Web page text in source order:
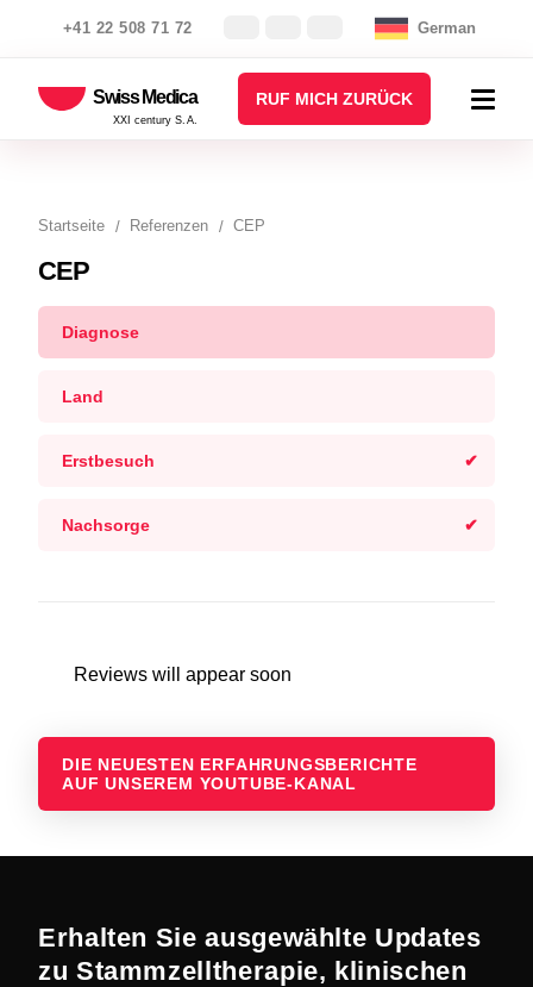
+41 22 508 71 72 German
Swiss Medica
XXI century S.A.
RUF MICH ZURÜCK
Startseite Referenzen CEP
CEP
Diagnose
Land
Erstbesuch
Nachsorge
Reviews will appear soon
DIE NEUESTEN ERFAHRUNGSBERICHTE
AUF UNSEREM YOUTUBE-KANAL
Erhalten Sie ausgewählte Updates
zu Stammzelltherapie, klinischen